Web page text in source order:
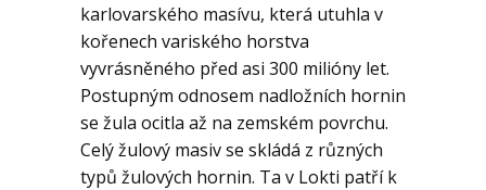
karlovarského masívu, která utuhla v
kořenech variského horstva
vyvrásněného před asi 300 milióny let.
Postupným odnosem nadložních hornin
se žula ocitla až na zemském povrchu.
Celý žulový masiv se skládá z různých
typů žulových hornin. Ta v Lokti patří k